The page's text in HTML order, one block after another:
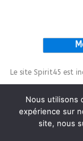
Le site Spirit45 est
Nous utilisons
expérience sur
site, nous